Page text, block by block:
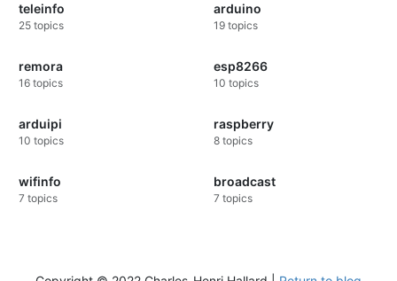
teleinfo
25 topics
arduino
19 topics
remora
16 topics
esp8266
10 topics
arduipi
10 topics
raspberry
8 topics
wifinfo
7 topics
broadcast
7 topics